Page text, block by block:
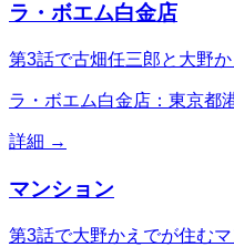
ラ・ボエム白金店
第3話で古畑任三郎と大野
ラ・ボエム白金店：東京都
詳細 →
マンション
第3話で大野かえでが住む